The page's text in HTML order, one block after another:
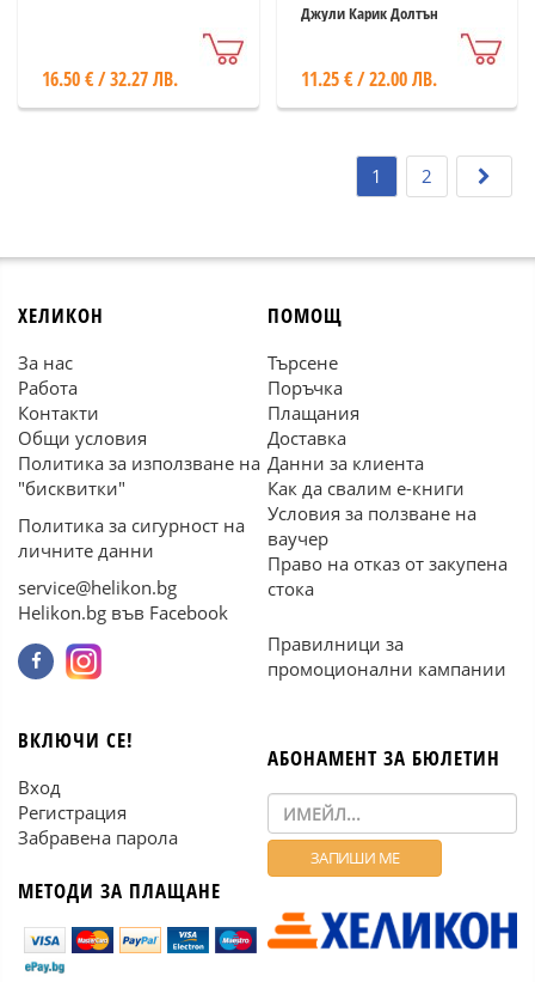
16.50 € / 32.27 ЛВ.
Джули Карик Долтън
11.25 € / 22.00 ЛВ.
1 2
ХЕЛИКОН
За нас
Работа
Контакти
Общи условия
Политика за използване на
"бисквитки"
Политика за сигурност на
личните данни
service@helikon.bg
Helikon.bg във Facebook
ПОМОЩ
Търсене
Поръчка
Плащания
Доставка
Данни за клиента
Как да свалим е-книги
Условия за ползване на
ваучер
Право на отказ от закупена
стока
Правилници за
промоционални кампании
ВКЛЮЧИ СЕ!
Вход
Регистрация
Забравена парола
МЕТОДИ ЗА ПЛАЩАНЕ
АБОНАМЕНТ ЗА БЮЛЕТИН